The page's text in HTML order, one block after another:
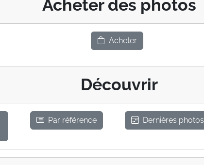
Acheter des photos
Acheter
Découvrir
Par référence Dernières photos